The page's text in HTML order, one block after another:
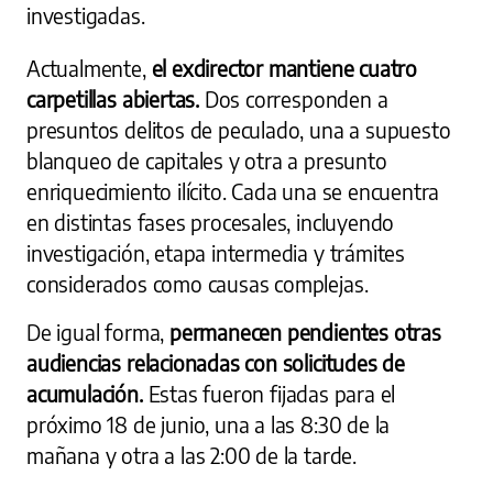
investigadas.
Actualmente, el exdirector mantiene cuatro
carpetillas abiertas. Dos corresponden a
presuntos delitos de peculado, una a supuesto
blanqueo de capitales y otra a presunto
enriquecimiento ilícito. Cada una se encuentra
en distintas fases procesales, incluyendo
investigación, etapa intermedia y trámites
considerados como causas complejas.
De igual forma, permanecen pendientes otras
audiencias relacionadas con solicitudes de
acumulación.Estas fueron fijadas para el
próximo 18 de junio, una a las 8:30 de la
mañana y otra a las 2:00 de la tarde.